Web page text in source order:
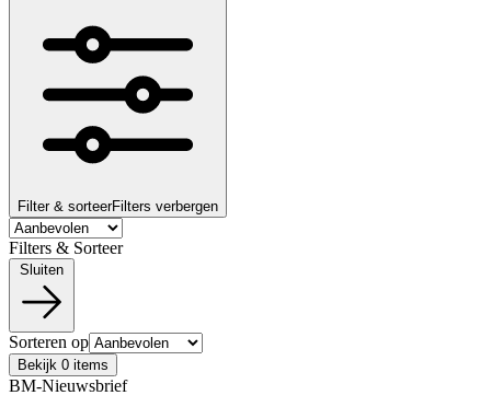
Filter & sorteerFilters verbergen
Filters & Sorteer
Sorteren op
Bekijk 0 items
BM-Nieuwsbrief